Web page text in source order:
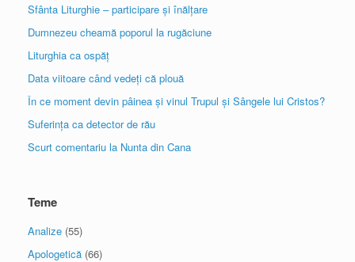
Sfânta Liturghie – participare și înălțare
Dumnezeu cheamă poporul la rugăciune
Liturghia ca ospăț
Data viitoare când vedeți că plouă
În ce moment devin pâinea și vinul Trupul și Sângele lui Cristos?
Suferința ca detector de rău
Scurt comentariu la Nunta din Cana
Teme
Analize (55)
Apologetică (66)